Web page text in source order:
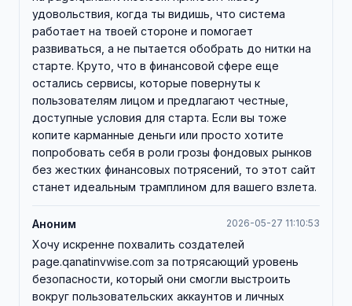
удовольствия, когда ты видишь, что система
работает на твоей стороне и помогает
развиваться, а не пытается обобрать до нитки на
старте. Круто, что в финансовой сфере еще
остались сервисы, которые повернуты к
пользователям лицом и предлагают честные,
доступные условия для старта. Если вы тоже
копите карманные деньги или просто хотите
попробовать себя в роли грозы фондовых рынков
без жестких финансовых потрясений, то этот сайт
станет идеальным трамплином для вашего взлета.
Аноним 2026-05-27 11:10:53
Хочу искренне похвалить создателей
page.qanatinvwise.com за потрясающий уровень
безопасности, который они смогли выстроить
вокруг пользовательских аккаунтов и личных